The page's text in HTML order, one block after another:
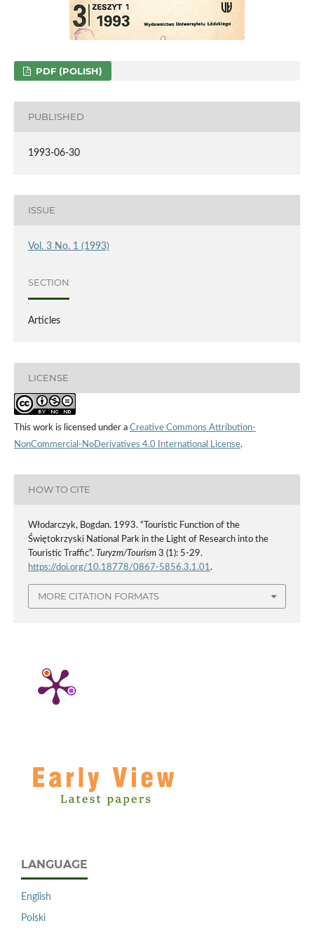
PDF (POLISH)
PUBLISHED
1993-06-30
ISSUE
Vol. 3 No. 1 (1993)
SECTION
Articles
LICENSE
This work is licensed under a Creative Commons Attribution-
NonCommercial-NoDerivatives 4.0 International License.
HOW TO CITE
Włodarczyk, Bogdan. 1993. “Touristic Function of the
Świętokrzyski National Park in the Light of Research into the
Touristic Traffic”. Turyzm/Tourism3 (1): 5-29.
https://doi.org/10.18778/0867-5856.3.1.01.
MORE CITATION FORMATS
LANGUAGE
English
Polski